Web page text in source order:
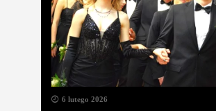
6 lutego 2026